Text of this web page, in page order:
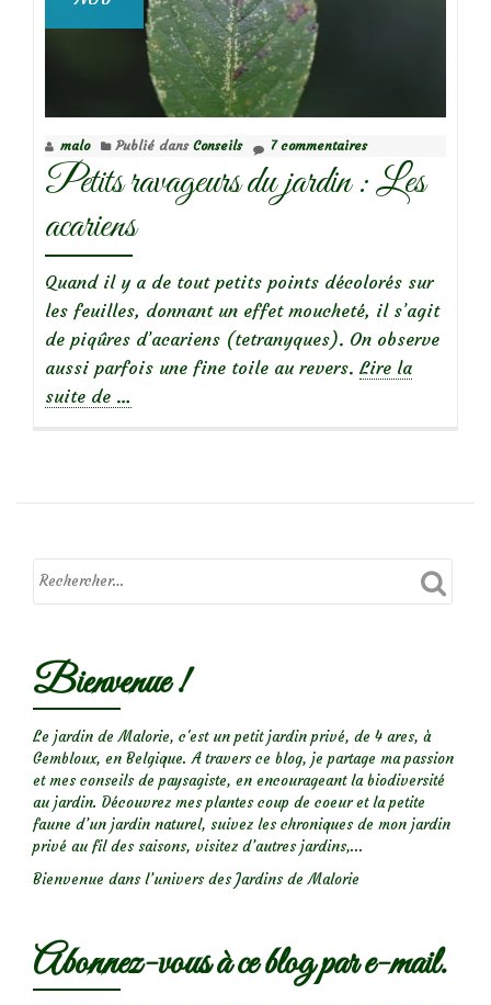
malo Publié dans Conseils 7 commentaires
Petits ravageurs du jardin : Les
acariens
Quand il y a de tout petits points décolorés sur
les feuilles, donnant un effet moucheté, il s’agit
de piqûres d’acariens (tetranyques). On observe
aussi parfois une fine toile au revers. Lire la
suite de
du
:
…
Bienvenue !
Le jardin de Malorie, c'est un petit jardin privé, de 4 ares, à
Gembloux, en Belgique. A travers ce blog, je partage ma passion
et mes conseils de paysagiste, en encourageant la biodiversité
au jardin. Découvrez mes plantes coup de coeur et la petite
faune d’un jardin naturel, suivez les chroniques de mon jardin
privé au fil des saisons, visitez d’autres jardins,...
Bienvenue dans l’univers des Jardins de Malorie
Abonnez-vous à ce blog par e-mail.